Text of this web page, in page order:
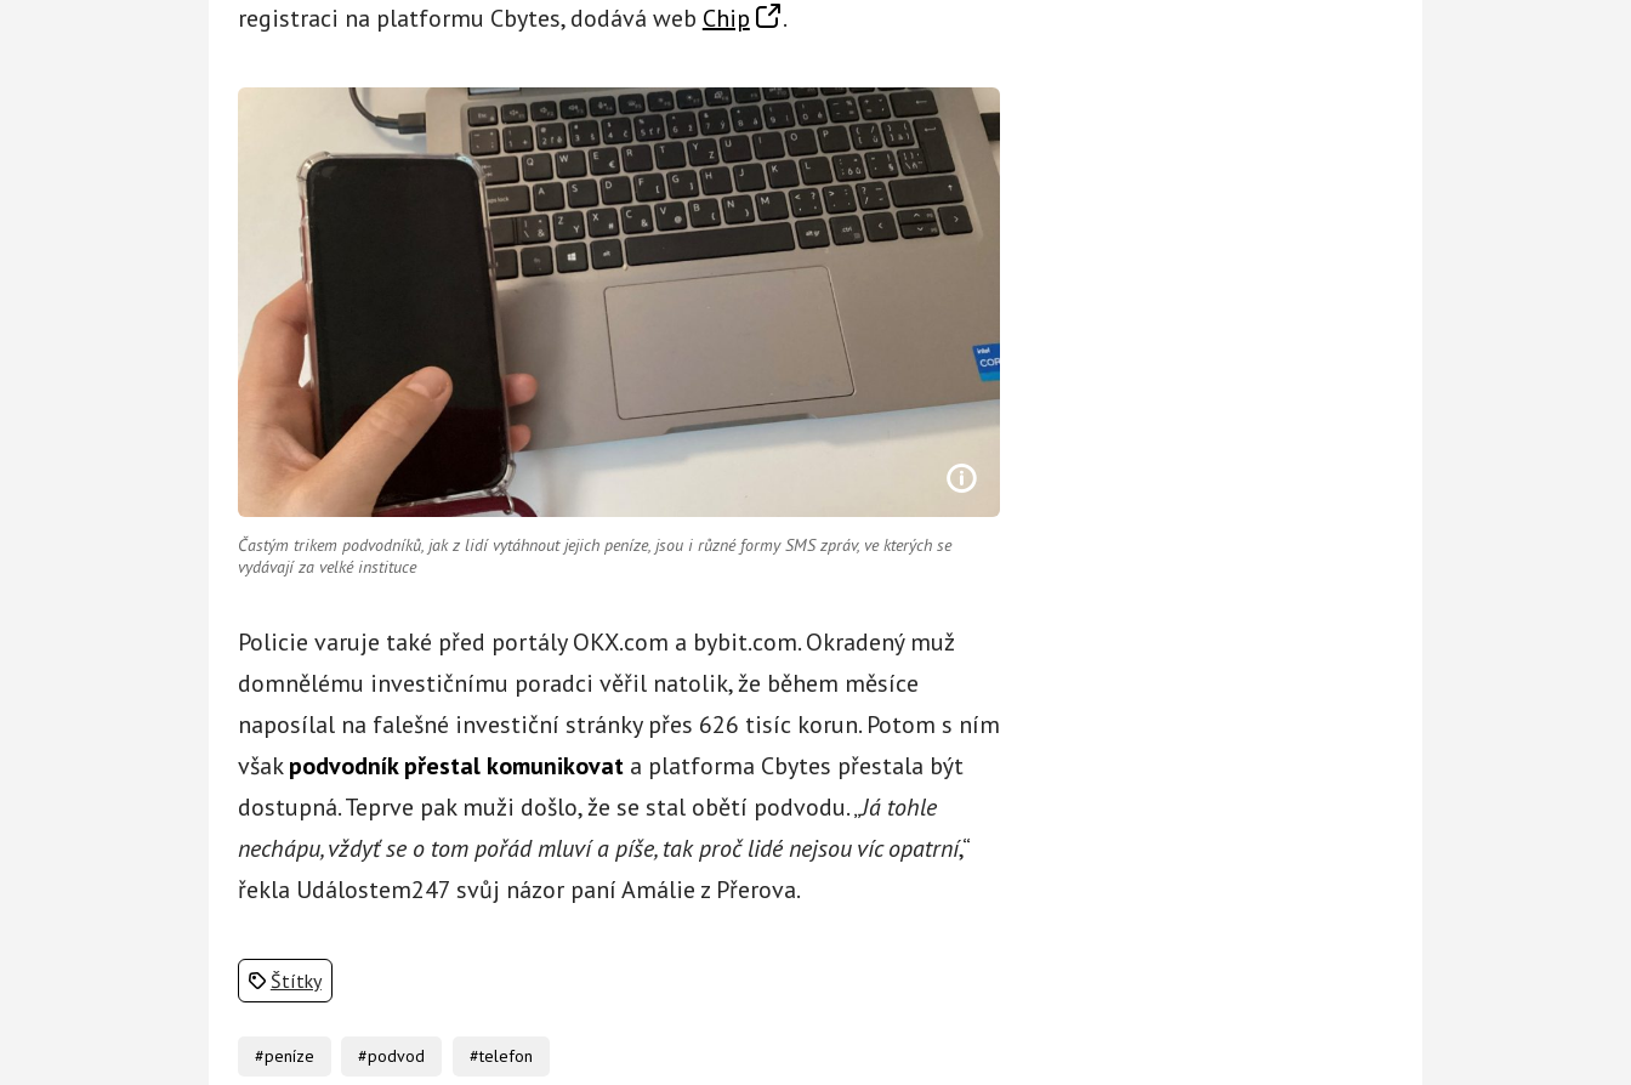
registraci na platformu Cbytes, dodává web Chip .
Častým trikem podvodníků, jak z lidí vytáhnout jejich peníze, jsou i různé formy SMS zpráv, ve kterých se
vydávají za velké instituce
Policie varuje také před portály OKX.com a bybit.com. Okradený muž
domnělému investičnímu poradci věřil natolik, že během měsíce
naposílal na falešné investiční stránky přes 626 tisíc korun. Potom s ním
všakpodvodník přestal komunikovata platforma Cbytes přestala být
dostupná. Teprve pak muži došlo, že se stal obětí podvodu. „Já tohle
nechápu, vždyť se o tom pořád mluví a píše, tak proč lidé nejsou víc opatrní,“
řekla Událostem247 svůj názor paní Amálie z Přerova.
Štítky
#peníze #podvod #telefon